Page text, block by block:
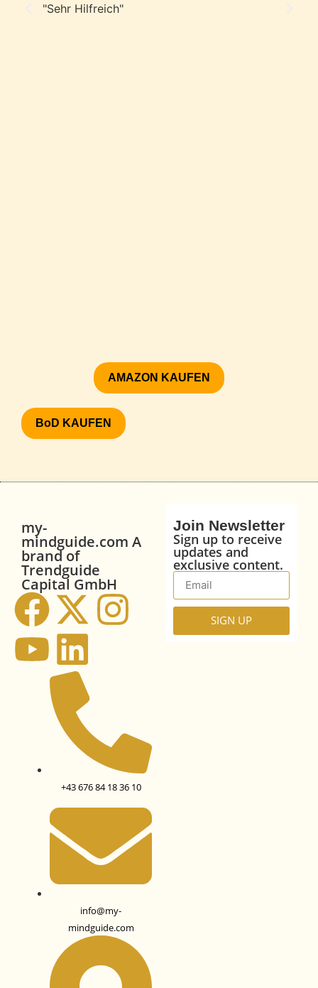
"Sehr Hilfreich"
AMAZON KAUFEN
BoD KAUFEN
my-
mindguide.com A
brand of
Trendguide
Capital GmbH
+43 676 84 18 36 10
info@my-
mindguide.com
Join Newsletter
Sign up to receive
updates and
exclusive content.
SIGN UP